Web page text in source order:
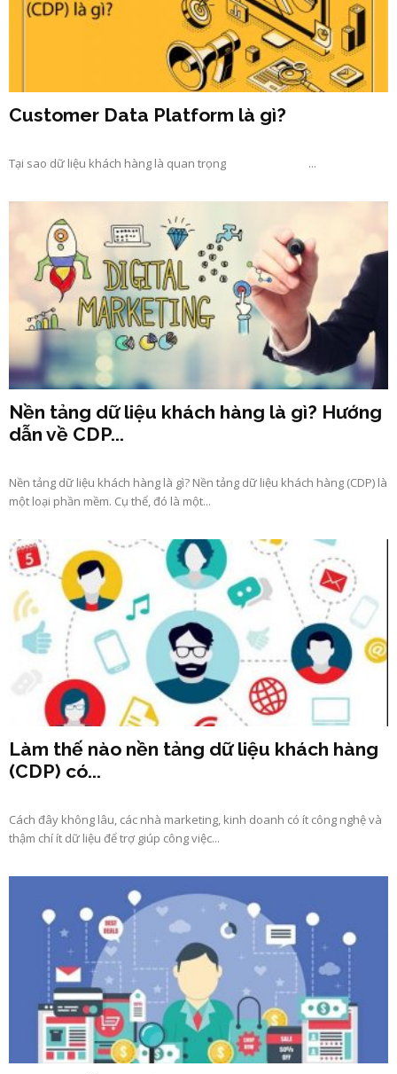
Customer Data Platform là gì?
Tại sao dữ liệu khách hàng là quan trọng ...
Nền tảng dữ liệu khách hàng là gì? Hướng
dẫn về CDP...
Nền tảng dữ liệu khách hàng là gì? Nền tảng dữ liệu khách hàng (CDP) là
một loại phần mềm. Cụ thể, đó là một...
Làm thế nào nền tảng dữ liệu khách hàng
(CDP) có...
Cách đây không lâu, các nhà marketing, kinh doanh có ít công nghệ và
thậm chí ít dữ liệu để trợ giúp công việc...